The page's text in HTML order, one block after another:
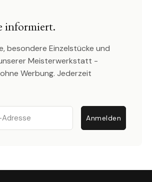
informiert.
besondere Einzelstücke und
Meisterwerkstatt -
Werbung. Jederzeit
Anmelden